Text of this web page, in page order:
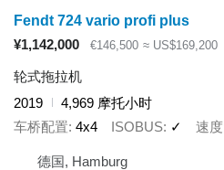
Fendt 724 vario profi plus
¥1,142,000
€146,500 ≈ US$169,200
轮式拖拉机
2019
4,969 摩托小时
车桥配置 4x4 ISOBUS ✓ 速度
德国, Hamburg